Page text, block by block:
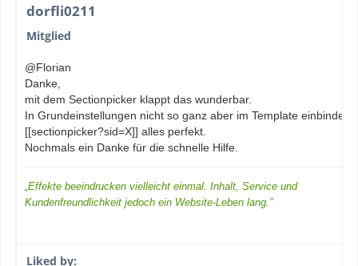
dorfli0211
Mitglied
@Florian
Danke,
mit dem Sectionpicker klappt das wunderbar.
In Grundeinstellungen nicht so ganz aber im Template einbinden
[[sectionpicker?sid=X]] alles perfekt.
Nochmals ein Danke für die schnelle Hilfe.
„Effekte beeindrucken vielleicht einmal. Inhalt, Service und
Kundenfreundlichkeit jedoch ein Website-Leben lang.”
Liked by: